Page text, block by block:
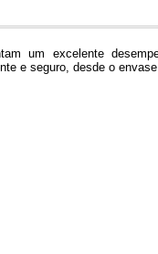
um excelente
e seguro, desde o